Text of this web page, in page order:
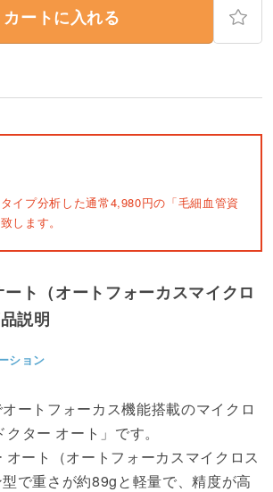
カートに入れる
イプ分析した通常4,980円の「毛細血管資
します。
ト（オートフォーカスマイクロ
説明
ション
ートフォーカス機能搭載のマイクロ
ター オート」です。
オート（オートフォーカスマイクロス
で重さが約89gと軽量で、精度が高